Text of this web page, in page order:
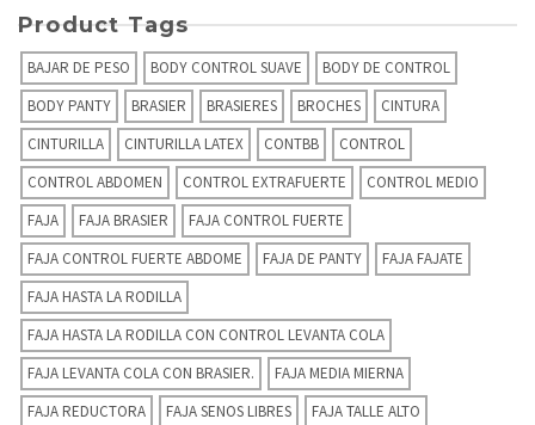
Product Tags
BAJAR DE PESO BODY CONTROL SUAVE
BODY DE CONTROL
BODY PANTY
BRASIER BRASIERES BROCHES
CINTURA
CINTURILLA
CINTURILLA LATEX CONTBB
CONTROL
CONTROL ABDOMEN
CONTROL EXTRAFUERTE
CONTROL MEDIO
FAJA
FAJA BRASIER
FAJA CONTROL FUERTE
FAJA CONTROL FUERTE ABDOME
FAJA DE PANTY
FAJA FAJATE
FAJA HASTA LA RODILLA
FAJA HASTA LA RODILLA CON CONTROL LEVANTA COLA
FAJA LEVANTA COLA CON BRASIER.
FAJA MEDIA MIERNA
FAJA REDUCTORA
FAJA SENOS LIBRES
FAJA TALLE ALTO